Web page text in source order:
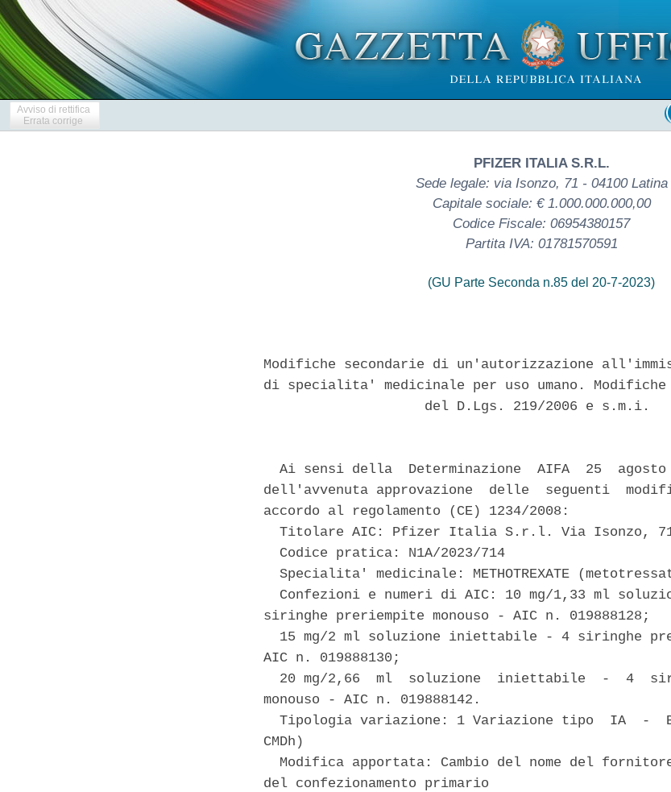
Avviso di rettifica
Errata corrige
PFIZER ITALIA S.R.L.
Sede legale: via Isonzo, 71 - 04100 Latina
Capitale sociale: € 1.000.000.000,00
Codice Fiscale: 06954380157
Partita IVA: 01781570591
(GU Parte Seconda n.85 del 20-7-2023)
Modifiche secondarie di un'autorizzazione
di specialita' medicinale per uso umano.
                    del D.Lgs. 219/2006 e s.m.i.
Ai sensi della  Determinazione  AIFA  25
dell'avvenuta approvazione  delle  seguenti
accordo al regolamento (CE) 1234/2008:
Titolare AIC: Pfizer Italia S.r.l. Via Isonzo,
  Codice pratica: N1A/2023/714
Specialita' medicinale: METHOTREXATE
Confezioni e numeri di AIC: 10 mg/1,33 ml
siringhe preriempite monouso - AIC n. 019888128;
15 mg/2 ml soluzione iniettabile - 4 siringhe
AIC n. 019888130;
20 mg/2,66  ml  soluzione  iniettabile  -  4
monouso - AIC n. 019888142.
Tipologia variazione: 1 Variazione tipo  IA  -
CMDh)
Modifica apportata: Cambio del nome del
del confezionamento primario